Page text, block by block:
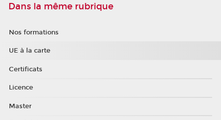
Dans la même rubrique
Nos formations
UE à la carte
Certificats
Licence
Master